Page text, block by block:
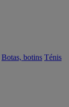
Botas, botins Ténis